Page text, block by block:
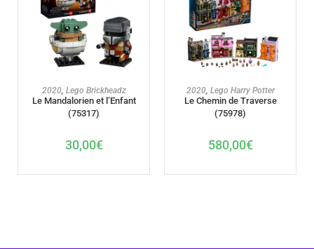
AJOUTER AU PANIER
2020, Lego Brickheadz
Le Mandalorien et l’Enfant
(75317)
30,00€
AJOUTER AU PANIER
2020, Lego Harry Potter
Le Chemin de Traverse
(75978)
580,00€